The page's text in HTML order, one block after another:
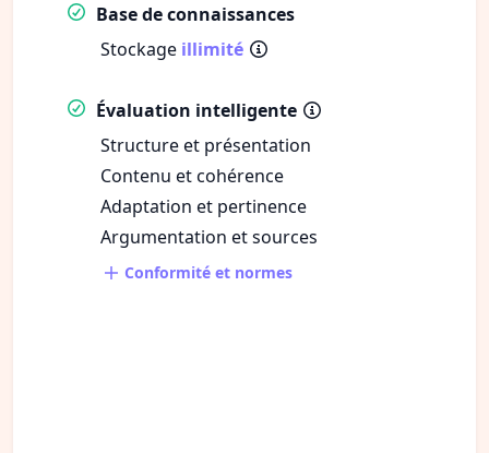
Base de connaissances
Stockage illimité
Évaluation intelligente
Structure et présentation
Contenu et cohérence
Adaptation et pertinence
Argumentation et sources
Conformité et normes